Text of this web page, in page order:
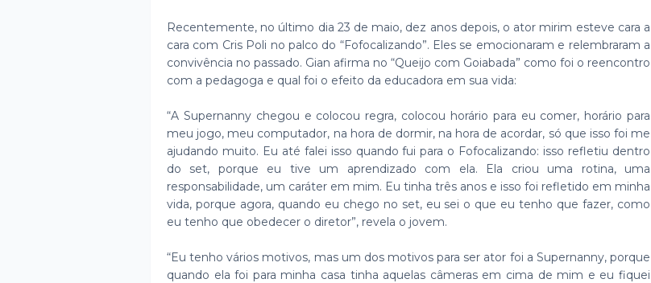
Recentemente, no último dia 23 de maio, dez anos depois, o ator mirim esteve cara a
cara com Cris Poli no palco do “Fofocalizando”. Eles se emocionaram e relembraram a
convivência no passado. Gian afirma no “Queijo com Goiabada” como foi o reencontro
com a pedagoga e qual foi o efeito da educadora em sua vida:
“A Supernanny chegou e colocou regra, colocou horário para eu comer, horário para
meu jogo, meu computador, na hora de dormir, na hora de acordar, só que isso foi me
ajudando muito. Eu até falei isso quando fui para o Fofocalizando: isso refletiu dentro
do set, porque eu tive um aprendizado com ela. Ela criou uma rotina, uma
responsabilidade, um caráter em mim. Eu tinha três anos e isso foi refletido em minha
vida, porque agora, quando eu chego no set, eu sei o que eu tenho que fazer, como
eu tenho que obedecer o diretor”, revela o jovem.
“Eu tenho vários motivos, mas um dos motivos para ser ator foi a Supernanny, porque
quando ela foi para minha casa tinha aquelas câmeras em cima de mim e eu fiquei